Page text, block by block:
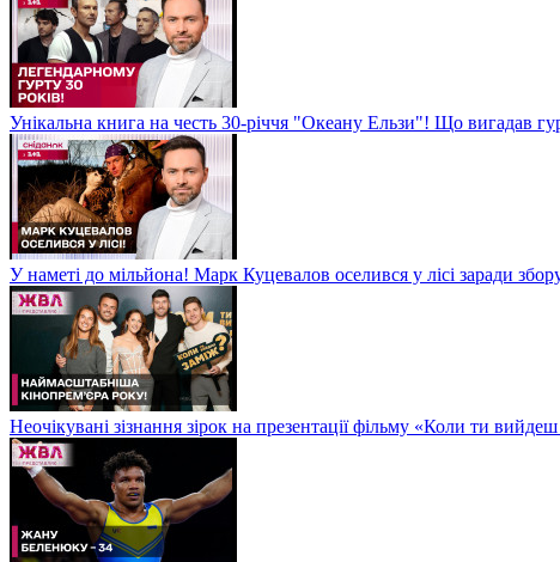
Унікальна книга на честь 30-річчя "Океану Ельзи"! Що вигадав
У наметі до мільйона! Марк Куцевалов оселився у лісі заради
Неочікувані зізнання зірок на презентації фільму «Коли ти